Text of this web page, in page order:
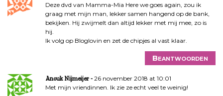
Deze dvd van Mamma-Mia Here we goes again, zou ik
graag met mijn man, lekker samen hangend op de bank,
bekijken. Hij zwijmelt dan altijd lekker met mij mee, zo is
hij.
Ik volg op Bloglovin en zet de chipjes al vast klaar.
Beantwoorden
Anouk Nijmeijer
26 november 2018 at 10:01
Met mijn vriendinnen. Ik zie ze echt veel te weinig!